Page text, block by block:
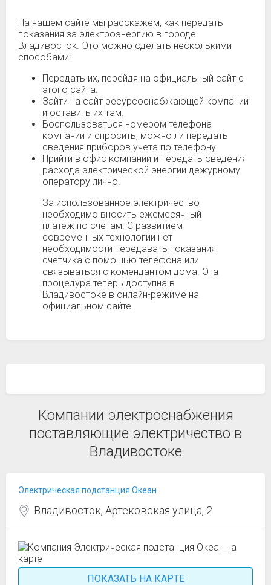
На нашем сайте мы расскажем, как передать
показания за электроэнергию в городе
Владивосток. Это можно сделать несколькими
способами:
Передать их, перейдя на официальный сайт с
этого сайта.
Зайти на сайт ресурсоснабжающей компании
и оставить их там.
Воспользоваться номером телефона
компании и спросить, можно ли передать
сведения приборов учета по телефону.
Прийти в офис компании и передать сведения
расхода электрической энергии дежурному
оператору лично.
За использованное электричество
необходимо вносить ежемесячный
платеж по счетам. С развитием
современных технологий нет
необходимости передавать показания
счетчика с помощью телефона или
связываться с комендантом дома. Эта
процедура теперь доступна в
Владивостоке в онлайн-режиме на
официальном сайте.
Компании электроснабжения
поставляющие электричество в
Владивостоке
Электрическая подстанция Океан
Владивосток, Артековская улица, 2
ПОКАЗАТЬ НА КАРТЕ